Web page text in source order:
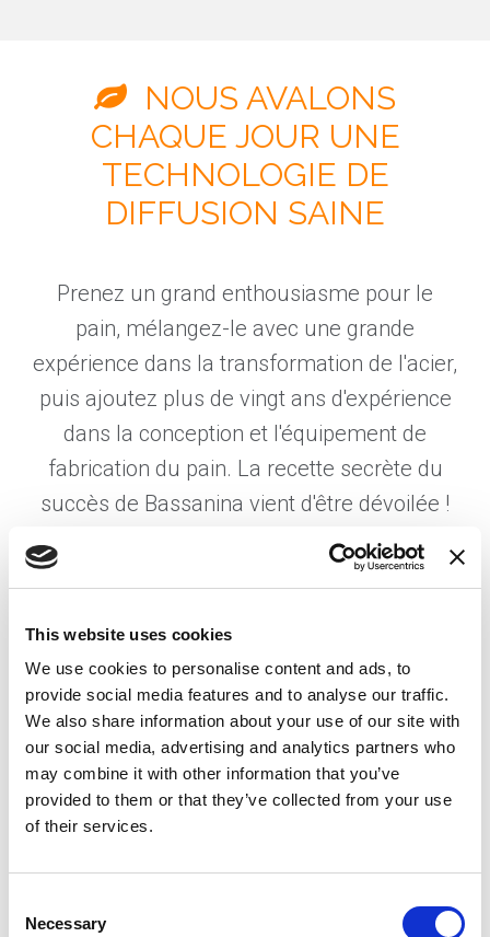
This website uses cookies
We use cookies to personalise content and ads, to
provide social media features and to analyse our traffic.
We also share information about your use of our site with
our social media, advertising and analytics partners who
may combine it with other information that you’ve
provided to them or that they’ve collected from your use
of their services.
Selection
Necessary
NOUS AVALONS
CHAQUE JOUR UNE
TECHNOLOGIE DE
DIFFUSION SAINE
Prenez un grand enthousiasme pour le
pain, mélangez-le avec une grande
expérience dans la transformation de l'acier,
puis ajoutez plus de vingt ans d'expérience
dans la conception et l'équipement de
fabrication du pain. La recette secrète du
succès de Bassanina vient d'être dévoilée !
Une base industrielle solide et articulée avec des
méthodes de production avancées qui offre à tous nos
d'assistance vif et actualisé. Avec Bassanina vous
Le processus commence par les premières étapes de
la recherche et du développement, passe par la
conception et l'industrialisation, et se termine par la
production. Pour compléter le cycle, nous offrons à
tous nos clients un service d'installation, d'essai de
l'équipement, et d'assistance après-vente.